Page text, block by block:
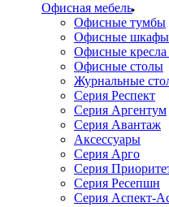
Офисная мебель
Офисные тумбы
Офисные шкафы
Офисные кресла
Офисные столы
Журнальные
Серия Респект
Серия Аргентум
Серия Авантаж
Аксессуары
Серия Арго
Серия
Серия Ресепшн
Серия Аспект-